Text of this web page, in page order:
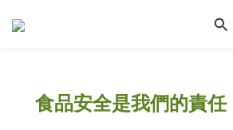
食品安全是我們的責